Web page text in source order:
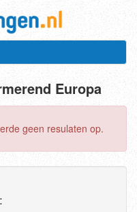
Europa
geen resulaten op.